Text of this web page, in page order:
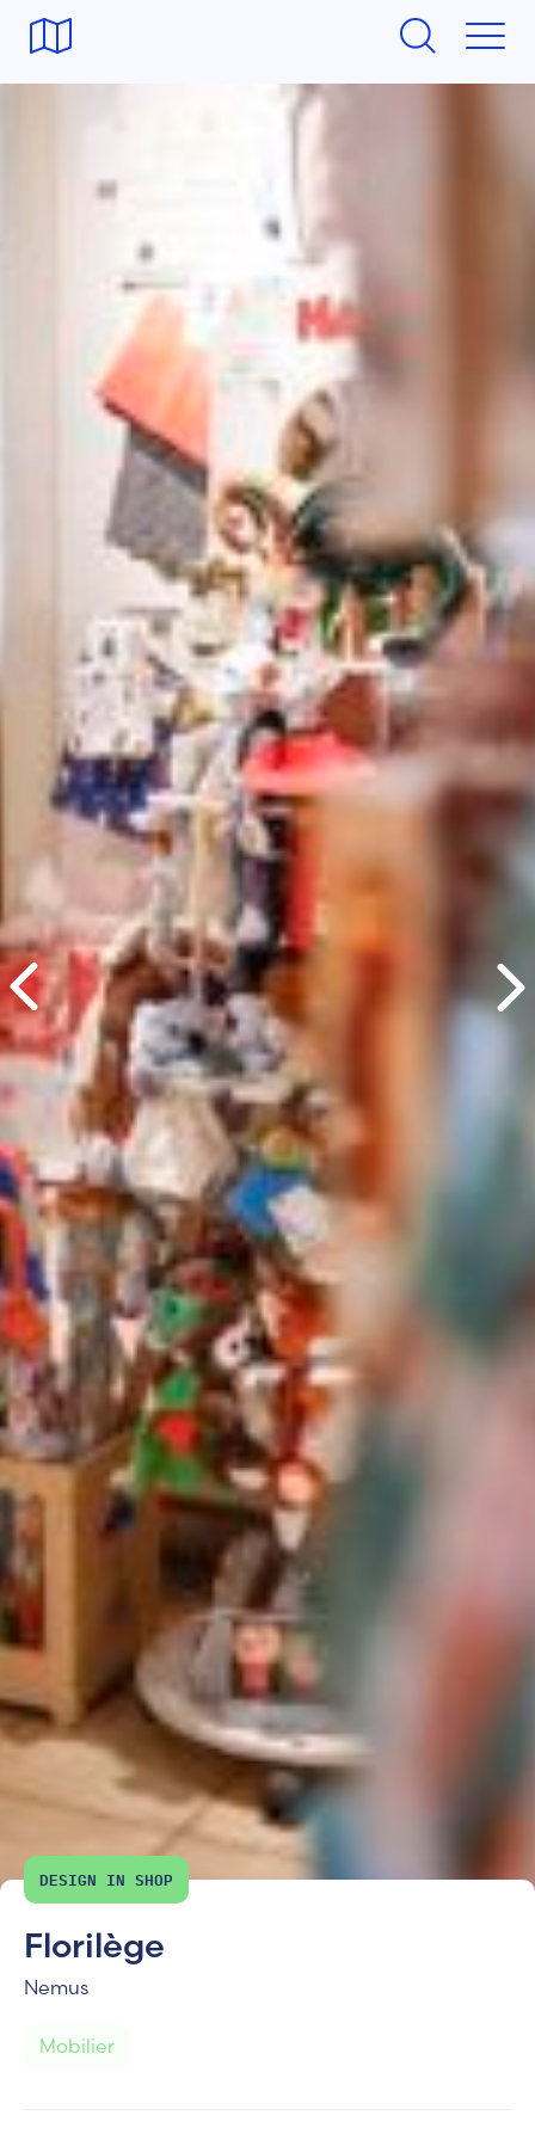
DESIGN IN SHOP
Florilège
Nemus
Mobilier